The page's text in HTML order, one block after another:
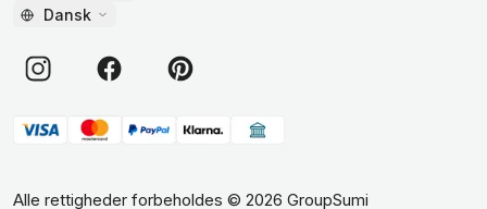
Dansk
Alle rettigheder forbeholdes © 2026 GroupSumi